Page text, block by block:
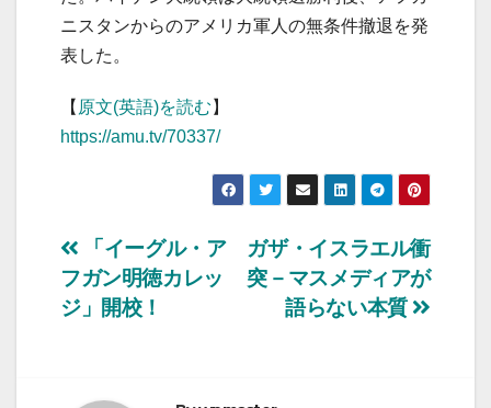
ニスタンからのアメリカ軍人の無条件撤退を発
表した。
【 原文(英語)を読む 】
https://amu.tv/70337/
投
稿
ビ
ガザ・イスラエル衝
突－マスメディアが
語らない本質
「イーグル・ア
フガン明徳カレッ
ジ」開校！